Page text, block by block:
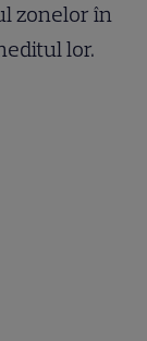
zonelor în
lor.